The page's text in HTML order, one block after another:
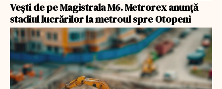
Veşti de pe Magistrala M6. Metrorex anunță
stadiul lucrărilor la metroul spre Otopeni